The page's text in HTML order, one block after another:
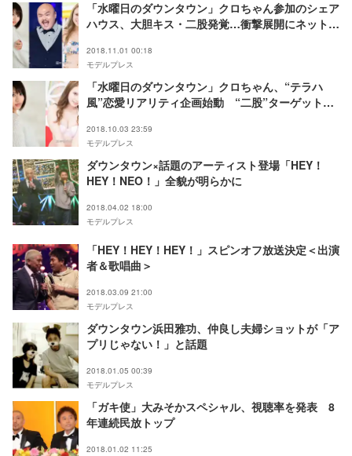
「水曜日のダウンタウン」クロちゃん参加のシェア
ハウス、大胆キス・二股発覚…衝撃展開にネットざ
2018.11.01 00:18
モデルプレス
「水曜日のダウンタウン」クロちゃん、“テラハ
風”恋愛リアリティ企画始動 “二股”ターゲットに
蘭＞
2018.10.03 23:59
モデルプレス
ダウンタウン×話題のアーティスト登場「HEY！
HEY！NEO！」全貌が明らかに
2018.04.02 18:00
モデルプレス
「HEY！HEY！HEY！」スピンオフ放送決定＜出演
者＆歌唱曲＞
2018.03.09 21:00
モデルプレス
ダウンタウン浜田雅功、仲良し夫婦ショットが「ア
プリじゃない！」と話題
2018.01.05 00:39
モデルプレス
「ガキ使」大みそかスペシャル、視聴率を発表 8
年連続民放トップ
2018.01.02 11:25